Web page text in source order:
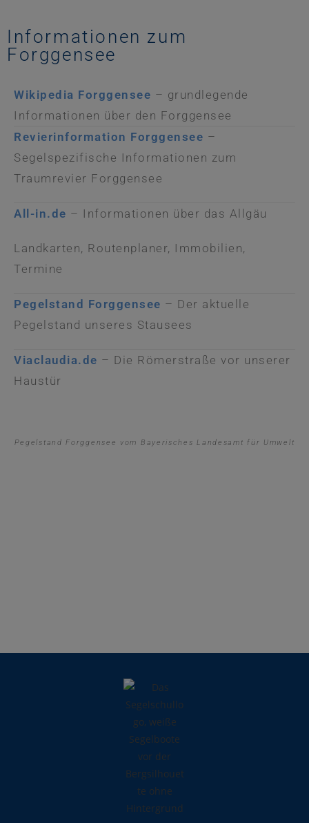
Informationen zum
Forggensee
Wikipedia Forggensee – grundlegende
Informationen über den Forggensee
Revierinformation Forggensee –
Segelspezifische Informationen zum
Traumrevier Forggensee
All-in.de – Informationen über das Allgäu
Landkarten, Routenplaner, Immobilien,
Termine
Pegelstand Forggensee – Der aktuelle
Pegelstand unseres Stausees
Viaclaudia.de – Die Römerstraße vor unserer
Haustür
Pegelstand Forggensee vom Bayerisches Landesamt für Umwelt